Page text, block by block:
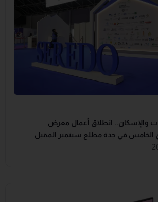
والإسكان.. انطلاق أعمال معرض
الخامس في جدة مطلع سبتمبر المقبل